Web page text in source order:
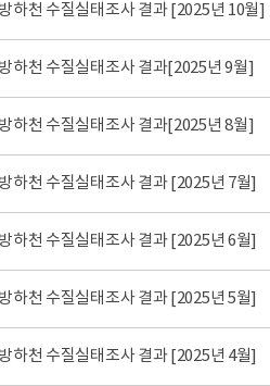
하천 수질실태조사 결과 [2025년 10월]
하천 수질실태조사 결과[2025년 9월]
하천 수질실태조사 결과[2025년 8월]
하천 수질실태조사 결과 [2025년 7월]
하천 수질실태조사 결과 [2025년 6월]
하천 수질실태조사 결과 [2025년 5월]
하천 수질실태조사 결과 [2025년 4월]